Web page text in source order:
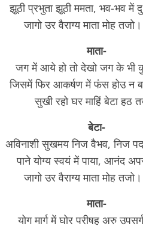
झूठी प्रभुता झूठी ममता, भव-भव में
जागो उर वैराग्य माता मोह
माता-
जग में आये हो तो देखो जग के भी
जिसमें फिर आकर्षण में फंस होउ न
सुखी रहो घर माहिं बेटा हठ
बेटा-
अविनाशी सुखमय निज वैभव, निज पद
पाने योग्य स्वयं में पाया, आनंद
जागो उर वैराग्य माता मोह
माता-
योग मार्ग में घोर परीषह अरु